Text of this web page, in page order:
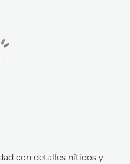
con detalles nítidos y